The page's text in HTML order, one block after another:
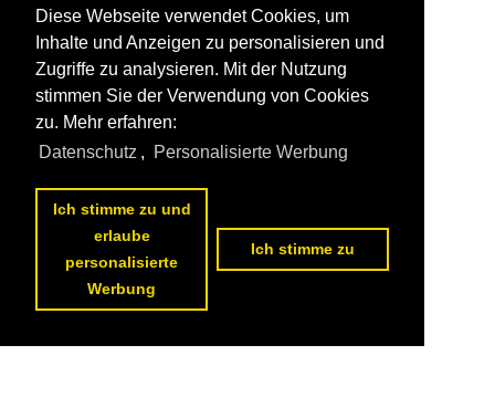
Mirko Schmidt
Museen, Ausstellungen / Deutschland / Museumshafen Wolgast
Spezialschiffe / Schlepper / tugs / S
1016 1024x768 Px, 07.04.2013
Diese Webseite verwendet Cookies, um
Inhalte und Anzeigen zu personalisieren und
Zugriffe zu analysieren. Mit der Nutzung
stimmen Sie der Verwendung von Cookies
zu. Mehr erfahren:
Datenschutz , Personalisierte Werbung
Ich stimme zu und
erlaube
personalisierte
Werbung
Ich stimme zu